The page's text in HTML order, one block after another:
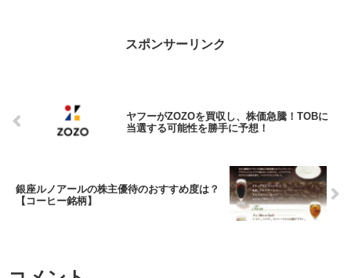
スポンサーリンク
ヤフーがZOZOを買収し、株価急騰！TOBに
当選する可能性を勝手に予想！
銀座ルノアールの株主優待のおすすめ度は？
【コーヒー銘柄】